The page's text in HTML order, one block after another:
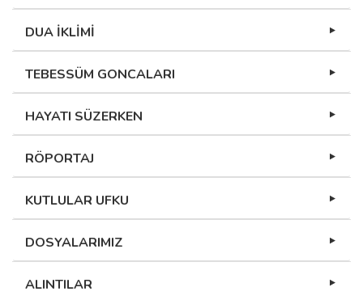
DUA İKLİMİ
TEBESSÜM GONCALARI
HAYATI SÜZERKEN
RÖPORTAJ
KUTLULAR UFKU
DOSYALARIMIZ
ALINTILAR